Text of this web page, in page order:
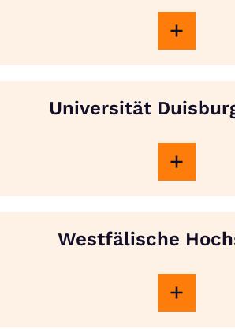
Universität
Westfälische